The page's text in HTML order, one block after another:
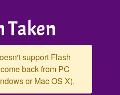
Taken
support Flash
back from PC
or Mac OS X).